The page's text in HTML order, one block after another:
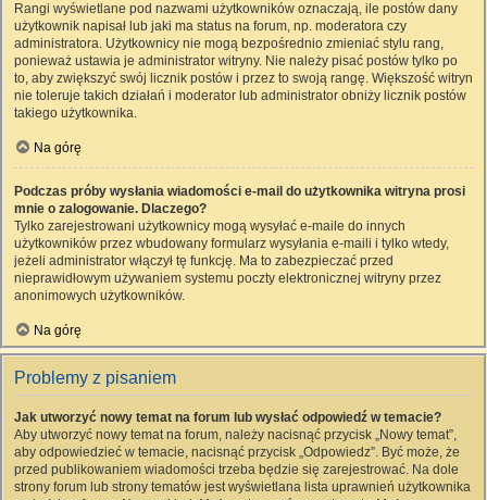
Rangi wyświetlane pod nazwami użytkowników oznaczają, ile postów dany
użytkownik napisał lub jaki ma status na forum, np. moderatora czy
administratora. Użytkownicy nie mogą bezpośrednio zmieniać stylu rang,
ponieważ ustawia je administrator witryny. Nie należy pisać postów tylko po
to, aby zwiększyć swój licznik postów i przez to swoją rangę. Większość witryn
nie toleruje takich działań i moderator lub administrator obniży licznik postów
takiego użytkownika.
Na górę
Podczas próby wysłania wiadomości e-mail do użytkownika witryna prosi
mnie o zalogowanie. Dlaczego?
Tylko zarejestrowani użytkownicy mogą wysyłać e-maile do innych
użytkowników przez wbudowany formularz wysyłania e-maili i tylko wtedy,
jeżeli administrator włączył tę funkcję. Ma to zabezpieczać przed
nieprawidłowym używaniem systemu poczty elektronicznej witryny przez
anonimowych użytkowników.
Na górę
Problemy z pisaniem
Jak utworzyć nowy temat na forum lub wysłać odpowiedź w temacie?
Aby utworzyć nowy temat na forum, należy nacisnąć przycisk „Nowy temat”,
aby odpowiedzieć w temacie, nacisnąć przycisk „Odpowiedz”. Być może, że
przed publikowaniem wiadomości trzeba będzie się zarejestrować. Na dole
strony forum lub strony tematów jest wyświetlana lista uprawnień użytkownika